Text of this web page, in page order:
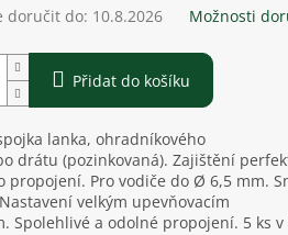
doručit do: 10.8.2026 Možnosti
Přidat do košíku
lanka, ohradníkového
drátu (pozinkovaná). Zajištění
propojení. Pro vodiče do Ø 6,5 mm.
velkým upevňovacím
Spolehlivé a odolné propojení. 5 ks